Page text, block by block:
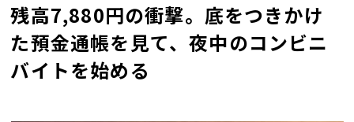
残高7,880円の衝撃。底をつきかけ
た預金通帳を見て、夜中のコンビニ
バイトを始める